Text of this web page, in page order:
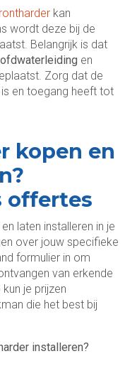
kan
wordt deze bij de
Belangrijk is dat
en
Zorg dat de
en toegang heeft tot
kopen en
offertes
laten installeren in je
over jouw specifieke
formulier in om
van erkende
je prijzen
die het best bij
installeren?